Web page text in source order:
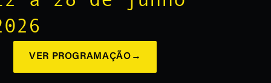
VER PROGRAMAÇÃO →